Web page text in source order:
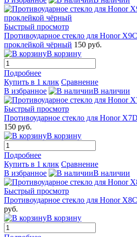
Быстрый просмотр
Противоударное стекло для Honor
проклейкой чёрный 150 руб.
В корзину
Подробнее
Купить в 1 клик Сравнение
В избранное
В наличии
Быстрый просмотр
Противоударное стекло для Honor
150 руб.
В корзину
Подробнее
Купить в 1 клик Сравнение
В избранное
В наличии
Быстрый просмотр
Противоударное стекло для Honor
руб.
В корзину